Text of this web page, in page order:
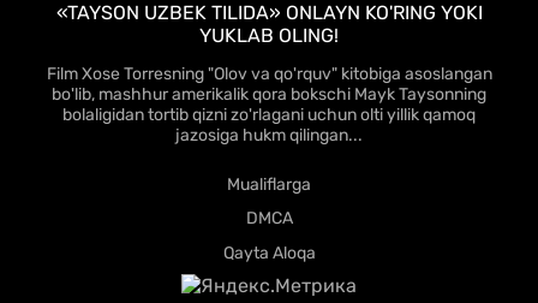
«TAYSON UZBEK TILIDA» ONLAYN KO'RING YOKI
YUKLAB OLING!
Film Xose Torresning "Olov va qo'rquv" kitobiga asoslangan
bo'lib, mashhur amerikalik qora bokschi Mayk Taysonning
bolaligidan tortib qizni zo'rlagani uchun olti yillik qamoq
jazosiga hukm qilingan...
Mualiflarga
DMCA
Qayta Aloqa